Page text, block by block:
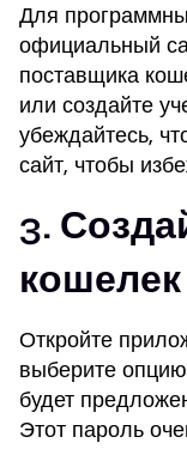
Для
официальный
поставщика
или создайте
убеждайтесь,
сайт, чтобы
3.
кошелек
Откройте
выберите
будет
Этот пароль